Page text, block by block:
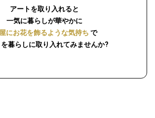
アートを取り入れると
一気に暮らしが華やかに
にお花を飾るような気持ち で
暮らしに取り入れてみませんか?